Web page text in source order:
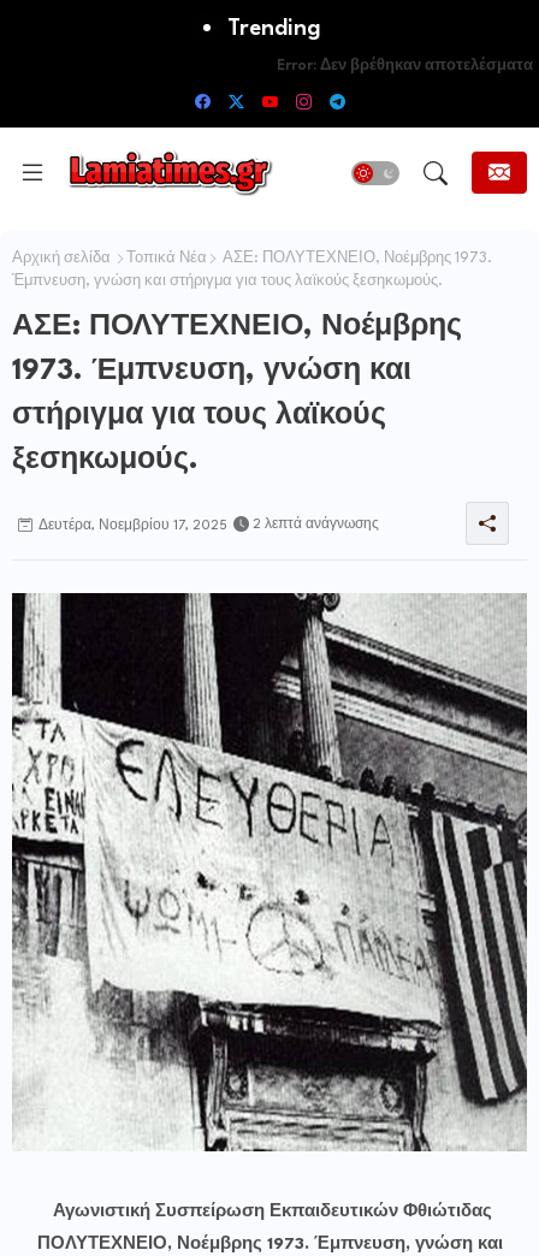
Trending
Error: Δεν βρέθηκαν αποτελέσματα
Αρχική σελίδα Τοπικά Νέα
ΑΣΕ: ΠΟΛΥΤΕΧΝΕΙΟ, Νοέμβρης 1973.
Έμπνευση, γνώση και στήριγμα για τους λαϊκούς ξεσηκωμούς.
ΑΣΕ: ΠΟΛΥΤΕΧΝΕΙΟ, Νοέμβρης
1973. Έμπνευση, γνώση και
στήριγμα για τους λαϊκούς
ξεσηκωμούς.
Δευτέρα, Νοεμβρίου 17, 2025 2 λεπτά ανάγνωσης
Αγωνιστική Συσπείρωση Εκπαιδευτικών Φθιώτιδας
ΠΟΛΥΤΕΧΝΕΙΟ, Νοέμβρης 1973. Έμπνευση, γνώση και